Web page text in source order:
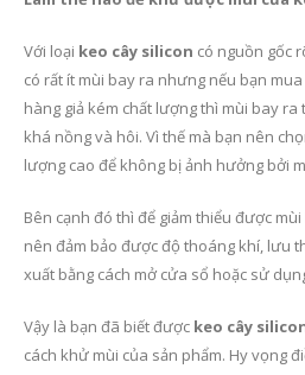
Với loại keo cây silicon có nguồn gốc
có rất ít mùi bay ra nhưng nếu bạn
hàng giả kém chất lượng thì mùi bay
khá nồng và hôi. Vì thế mà bạn nên
lượng cao để không bị ảnh hưởng bởi
Bên cạnh đó thì để giảm thiểu được
nên đảm bảo được độ thoáng khí, lưu
xuất bằng cách mở cửa sổ hoặc sử
Vậy là bạn đã biết được keo cây
cách khử mùi của sản phẩm. Hy vọng